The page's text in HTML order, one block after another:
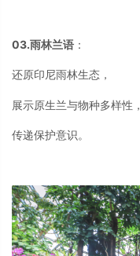
03.雨林兰语 ：
还原印尼雨林生态，
展示原生兰与物种多样性，
传递保护意识。